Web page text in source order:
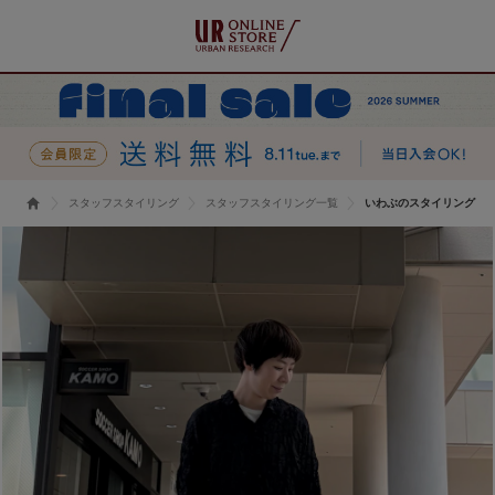
スタッフスタイリング スタッフスタイリング一覧 いわぶのスタイリング